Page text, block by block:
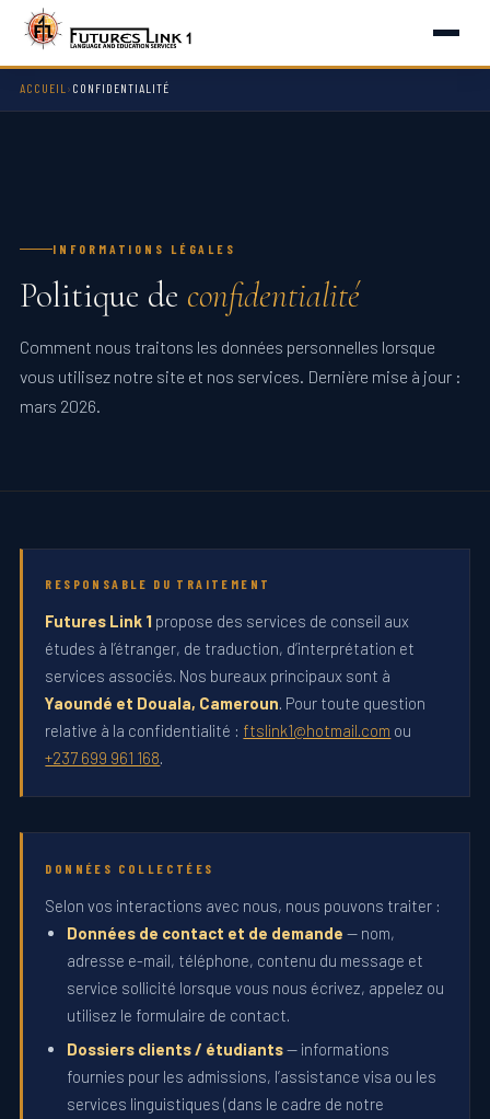
ACCUEIL › CONFIDENTIALITÉ
INFORMATIONS LÉGALES
Politique de confidentialité
Comment nous traitons les données personnelles lorsque
vous utilisez notre site et nos services. Dernière mise à jour :
mars 2026.
RESPONSABLE DU TRAITEMENT
Futures Link 1 propose des services de conseil aux
études à l’étranger, de traduction, d’interprétation et
services associés. Nos bureaux principaux sont à
Yaoundé et Douala, Cameroun. Pour toute question
relative à la confidentialité : ftslink1@hotmail.com ou
+237 699 961 168.
DONNÉES COLLECTÉES
Selon vos interactions avec nous, nous pouvons traiter :
Données de contact et de demande — nom,
adresse e-mail, téléphone, contenu du message et
service sollicité lorsque vous nous écrivez, appelez ou
utilisez le formulaire de contact.
Dossiers clients / étudiants— informations
fournies pour les admissions, l’assistance visa ou les
services linguistiques (dans le cadre de notre